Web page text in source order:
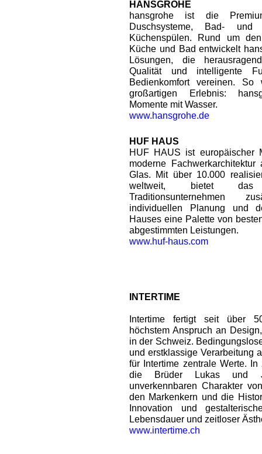
HANSGROHE
hansgrohe ist die
Duschsysteme, Bad- und
Küchenspülen. Rund um
Küche und Bad entwickelt
Lösungen, die
Qualität und intelligente
Bedienkomfort vereinen.
großartigen Erlebnis:
Momente mit Wasser.
www.hansgrohe.de
HUF HAUS
HUF HAUS ist europäischer
moderne
Glas. Mit über 10.000
weltweit, bietet das
Traditionsunternehmen
individuellen Planung und
Hauses eine Palette von
abgestimmten Leistungen.
www.huf-haus.com
INTERTIME
Intertime fertigt seit über
höchstem Anspruch an
in der Schweiz.
und erstklassige Verarbeitung
für Intertime zentrale Werte.
die Brüder Lukas und
unverkennbaren Charakter
den Markenkern und die
Innovation und
Lebensdauer und zeitloser
www.intertime.ch